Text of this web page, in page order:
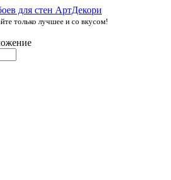
только лучшее и со вкусом!